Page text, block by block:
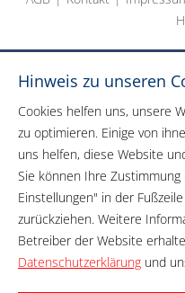
Hinweis zu unseren
Cookies helfen uns, unsere
zu optimieren. Einige von
uns helfen, diese Website
Sie können Ihre
Einstellungen" in der
zurückziehen. Weitere
Betreiber der Website
Datenschutzerklärung und